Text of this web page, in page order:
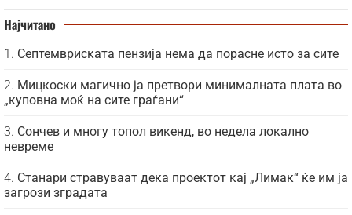
Најчитано
Септемвриската пензија нема да порасне исто за сите
Мицкоски магично ја претвори минималната плата во
„куповна моќ на сите граѓани“
Сончев и многу топол викенд, во недела локално
невреме
Станари стравуваат дека проектот кај „Лимак“ ќе им ја
загрози зградата